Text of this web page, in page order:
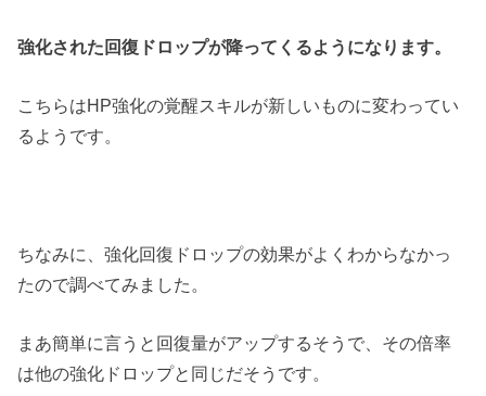
強化された回復ドロップが降ってくるようになります。
こちらはHP強化の覚醒スキルが新しいものに変わってい
るようです。
ちなみに、強化回復ドロップの効果がよくわからなかっ
たので調べてみました。
まあ簡単に言うと回復量がアップするそうで、その倍率
は他の強化ドロップと同じだそうです。